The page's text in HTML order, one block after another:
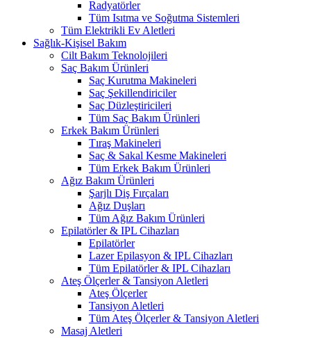
Radyatörler
Tüm Isıtma ve Soğutma Sistemleri
Tüm Elektrikli Ev Aletleri
Sağlık-Kişisel Bakım
Cilt Bakım Teknolojileri
Saç Bakım Ürünleri
Saç Kurutma Makineleri
Saç Şekillendiriciler
Saç Düzleştiricileri
Tüm Saç Bakım Ürünleri
Erkek Bakım Ürünleri
Tıraş Makineleri
Saç & Sakal Kesme Makineleri
Tüm Erkek Bakım Ürünleri
Ağız Bakım Ürünleri
Şarjlı Diş Fırçaları
Ağız Duşları
Tüm Ağız Bakım Ürünleri
Epilatörler & IPL Cihazları
Epilatörler
Lazer Epilasyon & IPL Cihazları
Tüm Epilatörler & IPL Cihazları
Ateş Ölçerler & Tansiyon Aletleri
Ateş Ölçerler
Tansiyon Aletleri
Tüm Ateş Ölçerler & Tansiyon Aletleri
Masaj Aletleri